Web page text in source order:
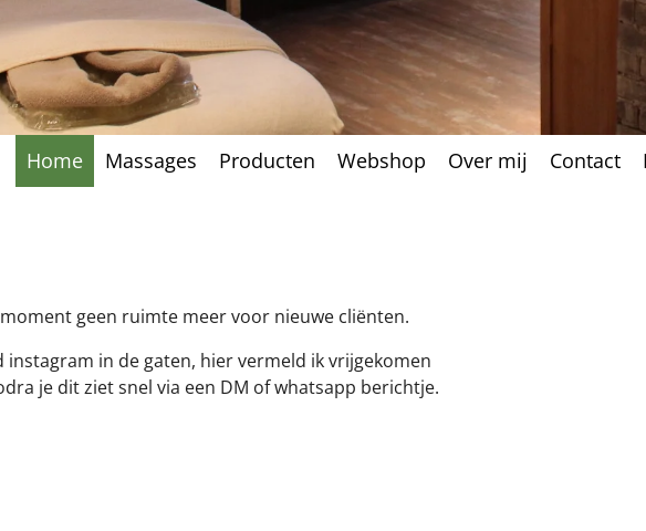
Home Massages Producten Webshop Over mij Contact
geen ruimte meer voor nieuwe cliënten.
instagram in de gaten, hier vermeld ik vrijgekomen
je dit ziet snel via een DM of whatsapp berichtje.